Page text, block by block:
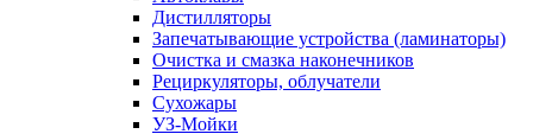
Дистилляторы
Запечатывающие устройства (ламинаторы)
Очистка и смазка наконечников
Рециркуляторы, облучатели
Сухожары
УЗ-Мойки